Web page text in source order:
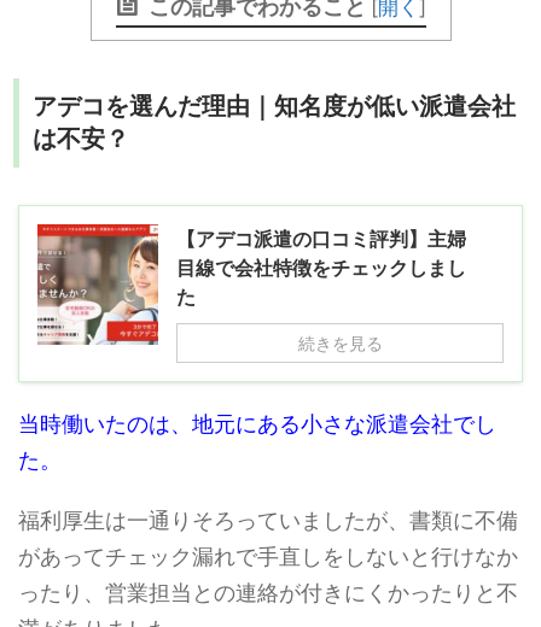
この記事でわかること [開く ]
アデコを選んだ理由｜知名度が低い派遣会社
は不安？
【アデコ派遣の口コミ評判】主婦
目線で会社特徴をチェックしまし
た
続きを見る
当時働いたのは、地元にある小さな派遣会社でし
た。
福利厚生は一通りそろっていましたが、書類に不備
があってチェック漏れで手直しをしないと行けなか
ったり、営業担当との連絡が付きにくかったりと不